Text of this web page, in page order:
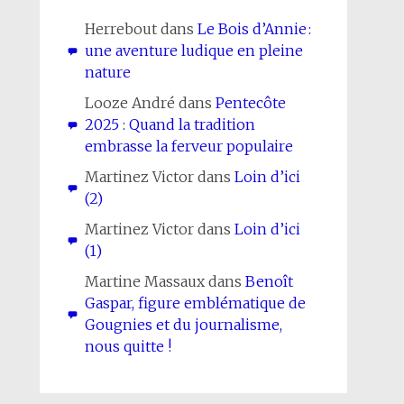
Herreboutdans Le Bois d’Annie :
une aventure ludique en pleine
nature
Looze André dans Pentecôte
2025 : Quand la tradition
embrasse la ferveur populaire
Martinez Victordans Loin d’ici
(2)
Martinez Victordans Loin d’ici
(1)
Martine Massauxdans Benoît
Gaspar, figure emblématique de
Gougnies et du journalisme,
nous quitte !